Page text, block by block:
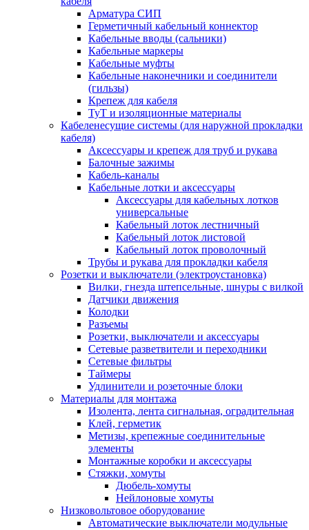
Арматура СИП
Герметичный кабельный коннектор
Кабельные вводы (сальники)
Кабельные маркеры
Кабельные муфты
Кабельные наконечники и соединители
(гильзы)
Крепеж для кабеля
ТуТ и изоляционные материалы
Кабеленесущие системы (для наружной прокладки
кабеля)
Аксессуары и крепеж для труб и рукава
Балочные зажимы
Кабель-каналы
Кабельные лотки и аксессуары
Аксессуары для кабельных лотков
универсальные
Кабельный лоток лестничный
Кабельный лоток листовой
Кабельный лоток проволочный
Трубы и рукава для прокладки кабеля
Розетки и выключатели (электроустановка)
Вилки, гнезда штепсельные, шнуры с вилкой
Датчики движения
Колодки
Разъемы
Розетки, выключатели и аксессуары
Сетевые разветвители и переходники
Сетевые фильтры
Таймеры
Удлинители и розеточные блоки
Материалы для монтажа
Изолента, лента сигнальная, оградительная
Клей, герметик
Метизы, крепежные соединительные
элементы
Монтажные коробки и аксессуары
Стяжки, хомуты
Дюбель-хомуты
Нейлоновые хомуты
Низковольтовое оборудование
Автоматические выключатели модульные